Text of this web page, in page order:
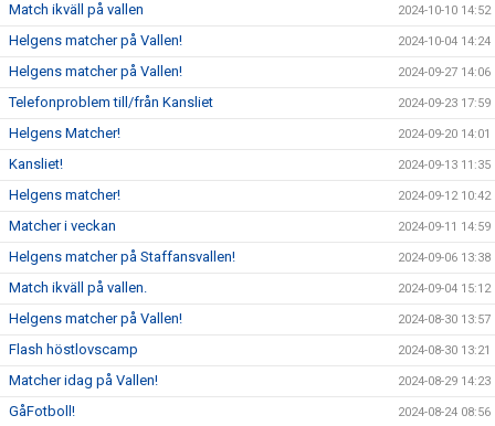
Match ikväll på vallen 2024-10-10 14:52
Helgens matcher på Vallen! 2024-10-04 14:24
Helgens matcher på Vallen! 2024-09-27 14:06
Telefonproblem till/från Kansliet 2024-09-23 17:59
Helgens Matcher! 2024-09-20 14:01
Kansliet! 2024-09-13 11:35
Helgens matcher! 2024-09-12 10:42
Matcher i veckan 2024-09-11 14:59
Helgens matcher på Staffansvallen! 2024-09-06 13:38
Match ikväll på vallen. 2024-09-04 15:12
Helgens matcher på Vallen! 2024-08-30 13:57
Flash höstlovscamp 2024-08-30 13:21
Matcher idag på Vallen! 2024-08-29 14:23
GåFotboll! 2024-08-24 08:56